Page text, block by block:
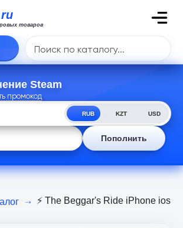
товаров
Steam
промокод
RUB KZT USD
Пополнить
⚡️ The Beggar's Ride iPhone ios